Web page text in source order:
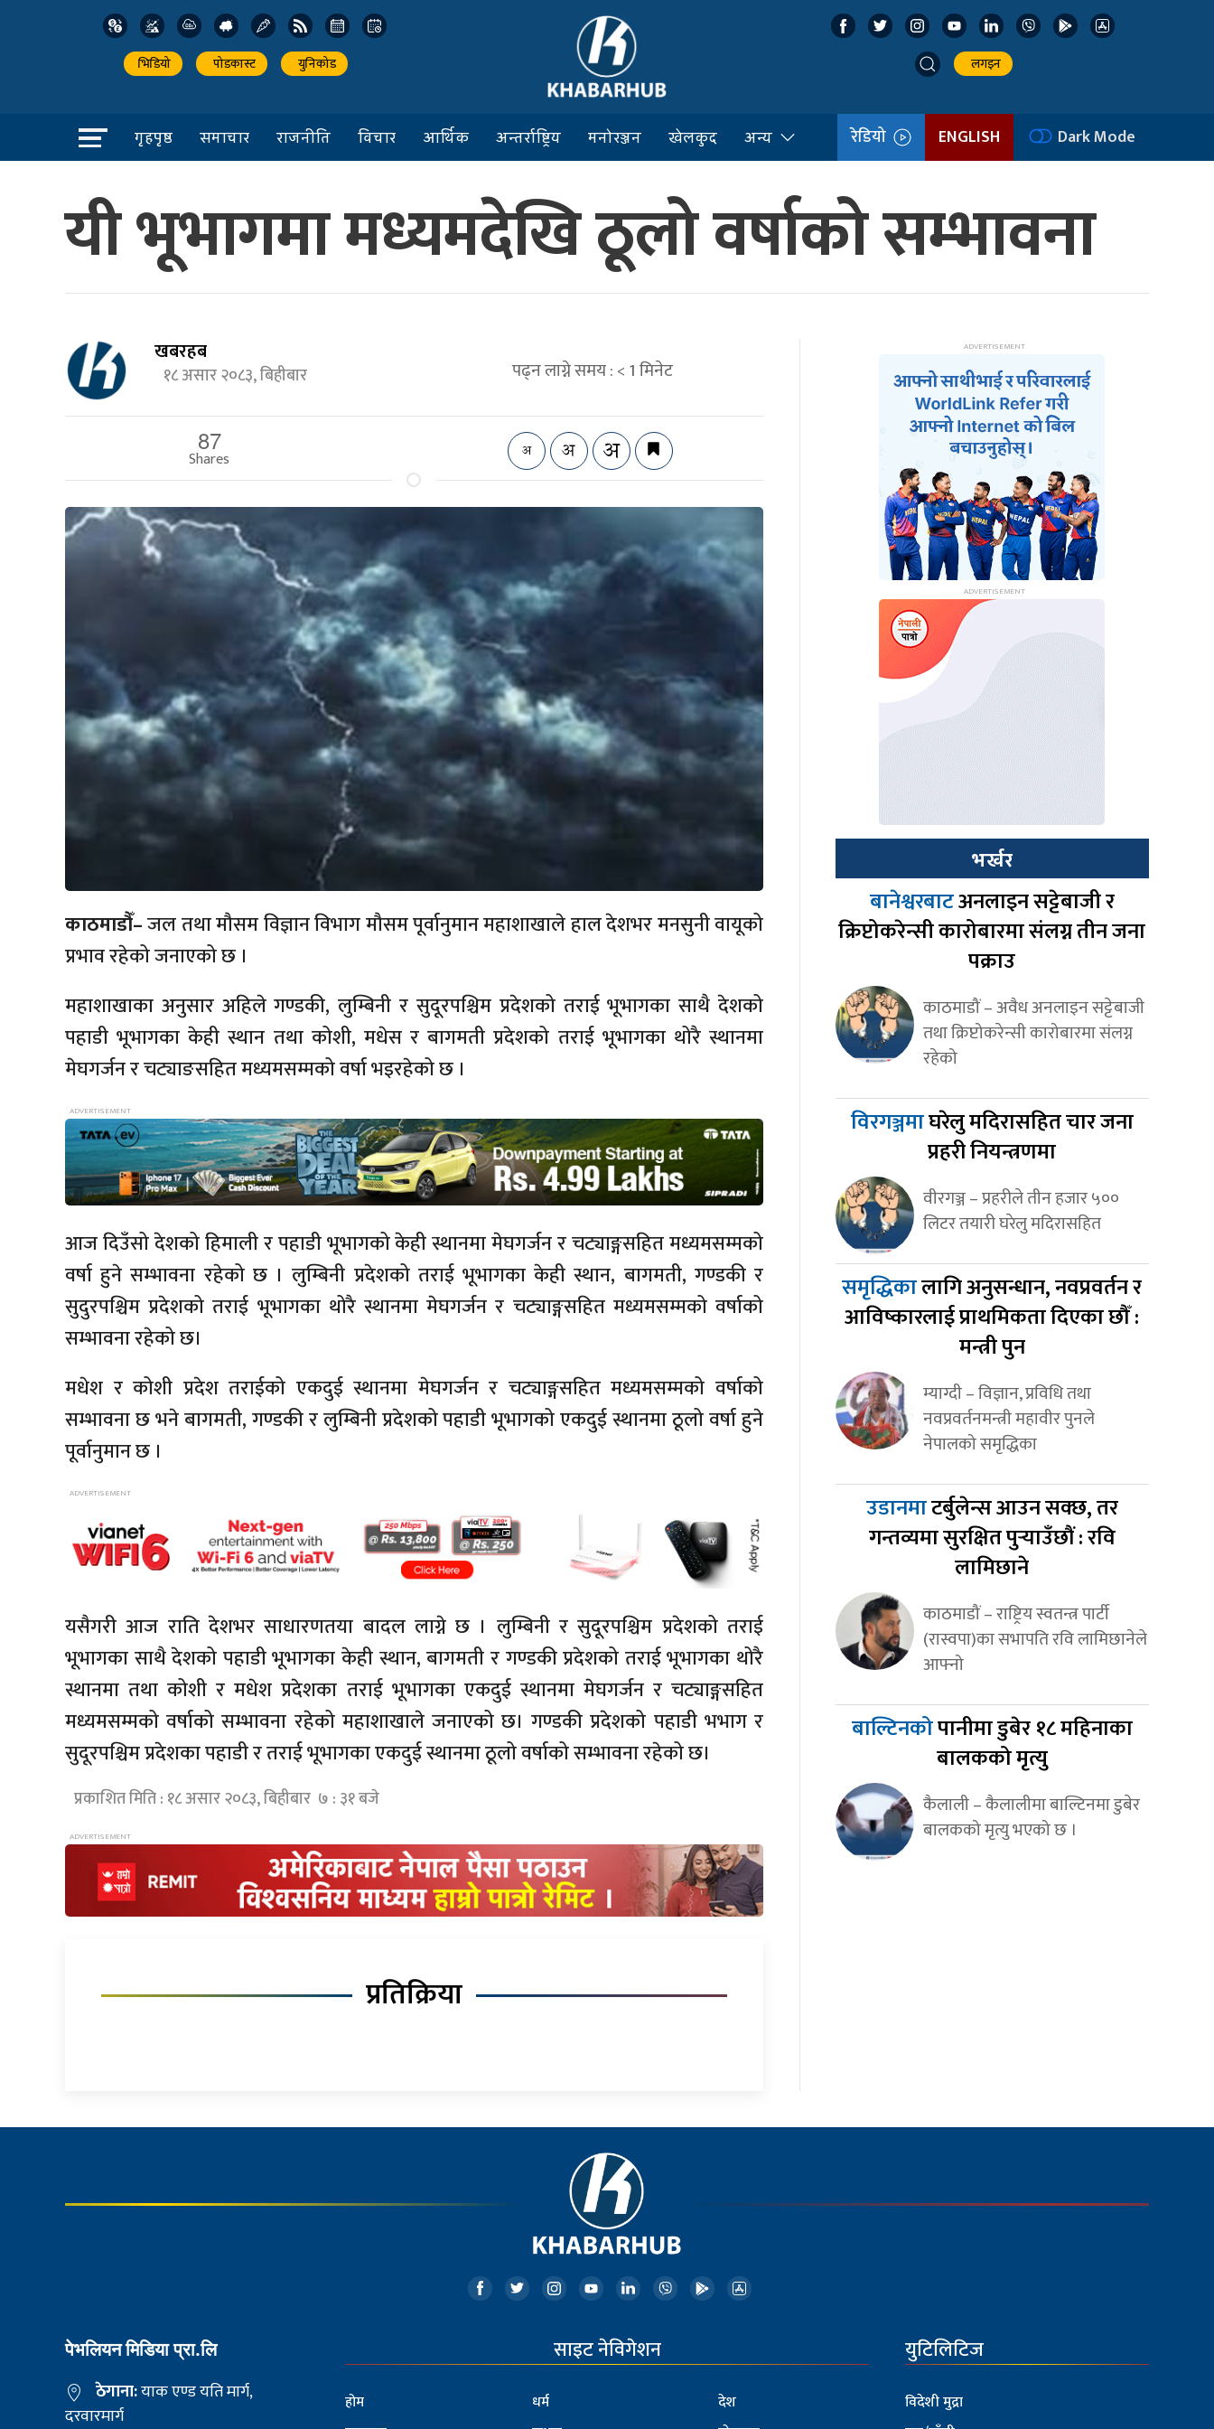
भिडियो पोडकास्ट युनिकोड लगइन
गृहपृष्ठ समाचार राजनीति विचार आर्थिक अन्तर्राष्ट्रिय मनोरञ्जन खेलकुद अन्य रेडियो ENGLISH Dark Mode
यी भूभागमा मध्यमदेखि ठूलो वर्षाको सम्भावना
खबरहब
१८ असार २०८३, बिहीबार पढ्न लाग्ने समय :< 1मिनेट
87
Shares
काठमाडौँ–जल तथा मौसम विज्ञान विभाग मौसम पूर्वानुमान महाशाखाले हाल देशभर मनसुनी वायूको
प्रभाव रहेको जनाएको छ ।
महाशाखाका अनुसार अहिले गण्डकी, लुम्बिनी र सुदूरपश्चिम प्रदेशको तराई भूभागका साथै देशको
पहाडी भूभागका केही स्थान तथा कोशी, मधेस र बागमती प्रदेशको तराई भूभागका थोरै स्थानमा
मेघगर्जन र चट्याङसहित मध्यमसम्मको वर्षा भइरहेको छ ।
आज दिउँसो देशको हिमाली र पहाडी भूभागको केही स्थानमा मेघगर्जन र चट्याङ्गसहित मध्यमसम्मको
वर्षा हुने सम्भावना रहेको छ । लुम्बिनी प्रदेशको तराई भूभागका केही स्थान, बागमती, गण्डकी र
सुदुरपश्चिम प्रदेशको तराई भूभागका थोरै स्थानमा मेघगर्जन र चट्याङ्गसहित मध्यमसम्मको वर्षाको
सम्भावना रहेको छ।
मधेश र कोशी प्रदेश तराईको एकदुई स्थानमा मेघगर्जन र चट्याङ्गसहित मध्यमसम्मको वर्षाको
सम्भावना छ भने बागमती, गण्डकी र लुम्बिनी प्रदेशको पहाडी भूभागको एकदुई स्थानमा ठूलो वर्षा हुने
पूर्वानुमान छ ।
यसैगरी आज राति देशभर साधारणतया बादल लाग्ने छ । लुम्बिनी र सुदूरपश्चिम प्रदेशको तराई
भूभागका साथै देशको पहाडी भूभागका केही स्थान, बागमती र गण्डकी प्रदेशको तराई भूभागका थोरै
स्थानमा तथा कोशी र मधेश प्रदेशका तराई भूभागका एकदुई स्थानमा मेघगर्जन र चट्याङ्गसहित
मध्यमसम्मको वर्षाको सम्भावना रहेको महाशाखाले जनाएको छ। गण्डकी प्रदेशको पहाडी भभाग र
सुदूरपश्चिम प्रदेशका पहाडी र तराई भूभागका एकदुई स्थानमा ठूलो वर्षाको सम्भावना रहेको छ।
प्रकाशित मिति : १८ असार २०८३, बिहीबार ७ : ३१ बजे
प्रतिक्रिया
भर्खर
बानेश्वरबाटअनलाइन सट्टेबाजी र
क्रिप्टोकरेन्सी कारोबारमा संलग्न तीन जना
पक्राउ
काठमाडौं – अवैध अनलाइन सट्टेबाजी
तथा क्रिप्टोकरेन्सी कारोबारमा संलग्न
रहेको
विरगञ्जमाघरेलु मदिरासहित चार जना
प्रहरी नियन्त्रणमा
वीरगञ्ज – प्रहरीले तीन हजार ५००
लिटर तयारी घरेलु मदिरासहित
समृद्धिकालागि अनुसन्धान, नवप्रवर्तन र
आविष्कारलाई प्राथमिकता दिएका छौँ :
मन्त्री पुन
म्याग्दी – विज्ञान, प्रविधि तथा
नवप्रवर्तनमन्त्री महावीर पुनले
नेपालको समृद्धिका
उडानमाटर्बुलेन्स आउन सक्छ, तर
गन्तव्यमा सुरक्षित पुर्‍याउँछौं : रवि
लामिछाने
काठमाडौं – राष्ट्रिय स्वतन्त्र पार्टी
(रास्वपा)का सभापति रवि लामिछानेले
आफ्नो
बाल्टिनकोपानीमा डुबेर १८ महिनाका
बालकको मृत्यु
कैलाली – कैलालीमा बाल्टिनमा डुबेर
बालकको मृत्यु भएको छ ।
पेभलियन मिडिया प्रा.लि
ठेगाना:याक एण्ड यति मार्ग,
दरवारमार्ग
साइट नेविगेशन
होम
धर्म
देश
युटिलिटिज
विदेशी मुद्रा